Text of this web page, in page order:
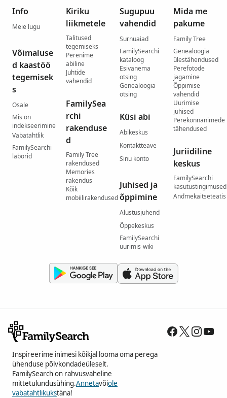
Info
Meie lugu
Võimaluse
d kaastöö
tegemisek
s
Osale
Mis on
indekseerimine
Vabatahtlik
FamilySearchi
laborid
Kiriku
liikmetele
Talitused
tegemiseks
Perenime
abiline
Juhtide
vahendid
FamilySea
rchi
rakenduse
d
Family Tree
rakendused
Memories
rakendus
Kõik
mobiilirakendused
Sugupuu
vahendid
Surnuaiad
FamilySearchi
kataloog
Esivanema
otsing
Genealoogia
otsing
Küsi abi
Abikeskus
Kontaktteave
Sinu konto
Juhised ja
õppimine
Alustusjuhend
Õppekeskus
FamilySearchi
uurimis-wiki
Mida me
pakume
Family Tree
Genealoogia
ülestähendused
Perefotode
jagamine
Õppimise
vahendid
Uurimise
juhised
Perekonnanimede
tähendused
Juriidiline
keskus
FamilySearchi
kasutustingimused
Andmekaitseteatis
Inspireerime inimesi kõikjal looma oma perega
ühenduse põlvkondadeüleselt.
FamilySearch on rahvusvaheline
mittetulundusühing.Annetavõiole
vabatahtlikukstäna!